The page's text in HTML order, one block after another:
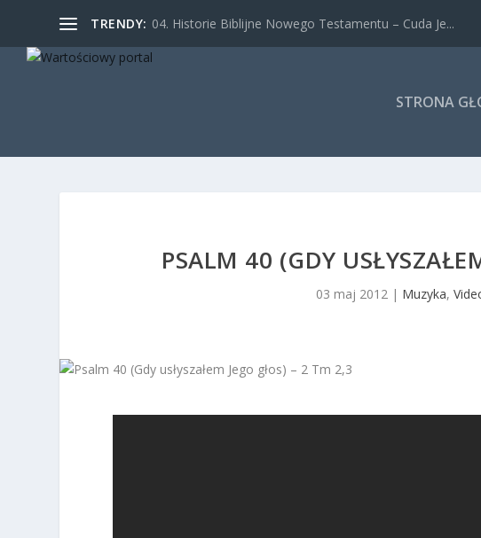
TRENDY: 04. Historie Biblijne Nowego Testamentu – Cuda Je...
STRONA
PSALM 40 (GDY
03 maj 2012| Muzyka,